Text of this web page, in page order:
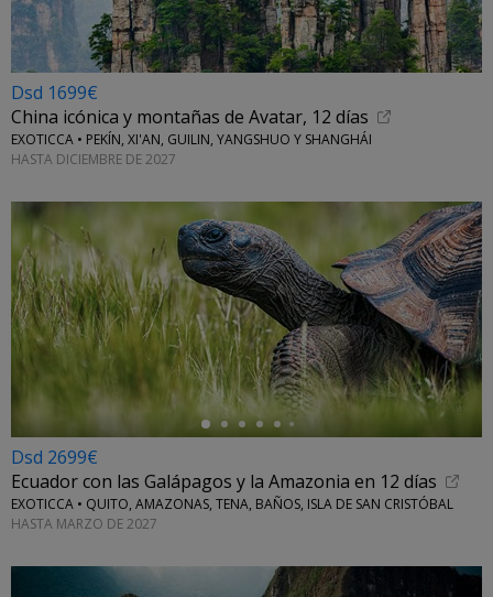
Dsd 1699€
China icónica y montañas de Avatar, 12 días
EXOTICCA • PEKÍN, XI'AN, GUILIN, YANGSHUO Y SHANGHÁI
HASTA DICIEMBRE DE 2027
←
Dsd 2699€
Ecuador con las Galápagos y la Amazonia en 12 días
EXOTICCA • QUITO, AMAZONAS, TENA, BAÑOS, ISLA DE SAN CRISTÓBAL
HASTA MARZO DE 2027